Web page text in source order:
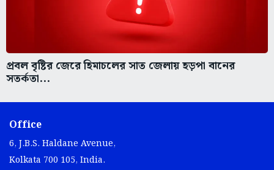
প্রবল বৃষ্টির জেরে হিমাচলের সাত জেলায় হড়পা বানের
সতর্কতা...
Office
6, J.B.S. Haldane Avenue,
Kolkata 700 105, India.